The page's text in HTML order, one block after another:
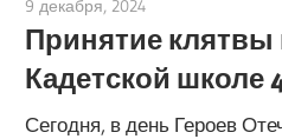
9 декабря, 2024
Принятие клятвы
Кадетской школе
Сегодня, в день Героев